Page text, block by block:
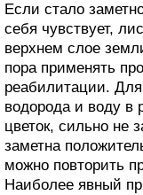
Если стало
себя чувствует,
верхнем слое
пора применять
реабилитации.
водорода и воду в
цветок, сильно не
заметна
можно повторить
Наиболее явный